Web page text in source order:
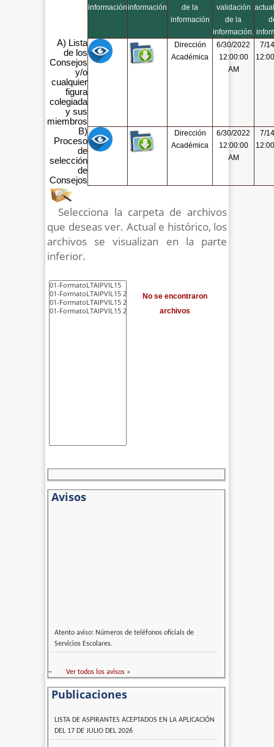
informacióninformación
de la
información
validación
de la
información.
A) Lista
de los
Consejos
y/o
cualquier
figura
colegiada
y sus
miembros
Dirección
Académica
6/30/2022
12:00:00
AM
7/
B)
Proceso
de
selección
de
Consejos
Dirección
Académica
6/30/2022
12:00:00
AM
7/
Selecciona la carpeta de archivos
que deseas ver. Actual e histórico, los
archivos se visualizan en la parte
inferior.
No se encontraron
archivos
Avisos
Atento aviso: Números de teléfonos oficials de
Servicios Escolares.
– Ver todos los avisos »
Publicaciones
LISTA DE ASPIRANTES ACEPTADOS EN LA APLICACIÓN
DEL 17 DE JULIO DEL 2026